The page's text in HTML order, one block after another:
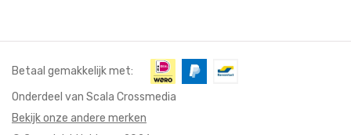
Onderdeel van Scala Crossmedia
Bekijk onze andere merken
Betaal gemakkelijk met: